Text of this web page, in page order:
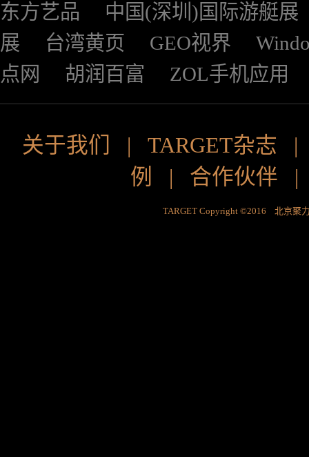
东方艺品
中国(深圳)国际游艇展
展
台湾黄页 GEO视界
点网
胡润百富 ZOL手机应用
关于我们 | TARGET杂志
例
| 合作伙伴
TARGET Copyright ©2016 北京聚